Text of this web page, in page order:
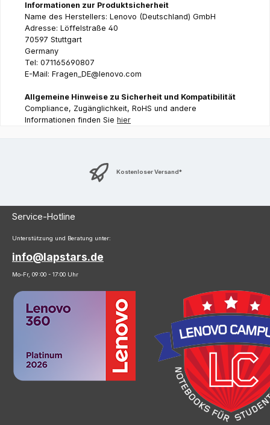
Informationen zur Produktsicherheit
Name des Herstellers: Lenovo (Deutschland) GmbH
Adresse: Löffelstraße 40
70597 Stuttgart
Germany
Tel: 071165690807
E-Mail: Fragen_DE@lenovo.com
Allgemeine Hinweise zu Sicherheit und Kompatibilität
Compliance, Zugänglichkeit, RoHS und andere
Informationen finden Sie hier
Kostenloser Versand*
Service-Hotline
Unterstützung und Beratung unter:
info@lapstars.de
Mo-Fr, 09:00 - 17:00 Uhr